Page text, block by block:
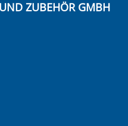
ZUBEHÖR GMBH